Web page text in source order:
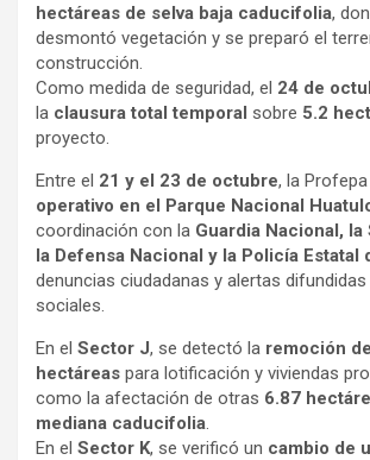
hectáreas de selva baja caducifolia,
desmontó vegetación y se preparó el
construcción.
Como medida de seguridad, el 24 de
la clausura total temporal sobre 5.2
proyecto.
Entre el 21 y el 23 de octubre, la
operativo en el Parque Nacional
coordinación con la Guardia Nacional,
la Defensa Nacional y la Policía Estatal
denuncias ciudadanas y alertas difundidas
sociales.
En el Sector J, se detectó la remoción
hectáreas para lotificación y viviendas
como la afectación de otras 6.87
mediana caducifolia
En el Sector K, se verificó un cambio de